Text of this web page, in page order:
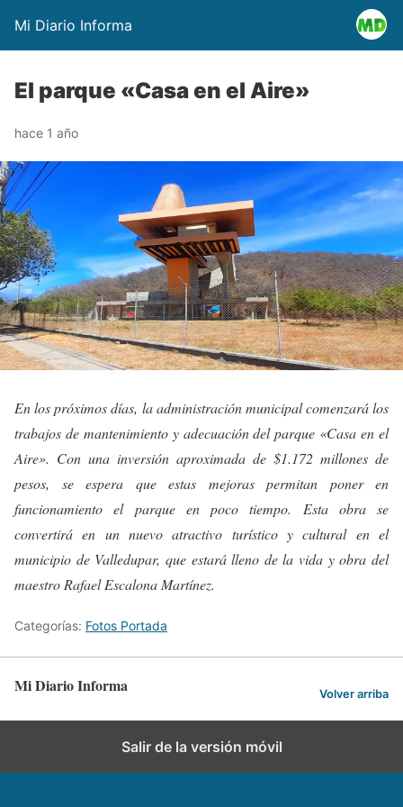
Mi Diario Informa
El parque «Casa en el Aire»
hace 1 año
En los próximos días, la administración municipal comenzará los
trabajos de mantenimiento y adecuación del parque «Casa en el
Aire». Con una inversión aproximada de $1.172 millones de
pesos, se espera que estas mejoras permitan poner en
funcionamiento el parque en poco tiempo. Esta obra se
convertirá en un nuevo atractivo turístico y cultural en el
municipio de Valledupar, que estará lleno de la vida y obra del
maestro Rafael Escalona Martínez.
Categorías: Fotos Portada
Mi Diario Informa Volver arriba
Salir de la versión móvil